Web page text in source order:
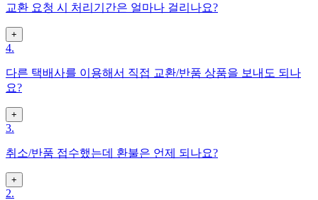
교환 요청 시 처리기간은 얼마나 걸리나요?
+
4.
다른 택배사를 이용해서 직접 교환/반품 상품을 보내도 되나
요?
+
3.
취소/반품 접수했는데 환불은 언제 되나요?
+
2.